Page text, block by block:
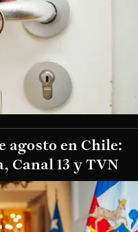
agosto en Chile:
Canal 13 y TVN